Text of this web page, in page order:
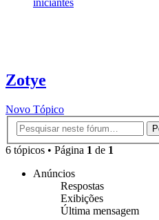
iniciantes
Zotye
Novo Tópico
6 tópicos • Página 1 de 1
Anúncios
Respostas
Exibições
Última mensagem